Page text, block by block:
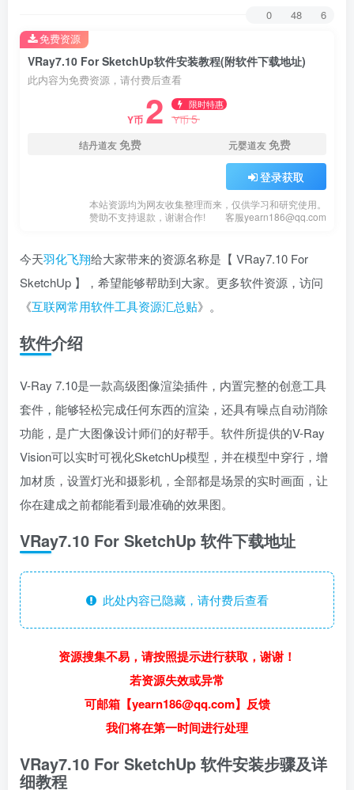
0 48 6
VRay7.10 For SketchUp软件安装教程(附软件下载地址)
此内容为免费资源，请付费后查看
Y币 2 限时特惠
Y币5
结丹道友免费 元婴道友免费
登录获取
本站资源均为网友收集整理而来，仅供学习和研究使用。
赞助不支持退款，谢谢合作!
客服yearn186@qq.com
免费资源
今天羽化飞翔给大家带来的资源名称是【 VRay7.10 For
SketchUp 】，希望能够帮助到大家。更多软件资源，访问
《互联网常用软件工具资源汇总贴》。
软件介绍
V-Ray 7.10是一款高级图像渲染插件，内置完整的创意工具
套件，能够轻松完成任何东西的渲染，还具有噪点自动消除
功能，是广大图像设计师们的好帮手。软件所提供的V-Ray
Vision可以实时可视化SketchUp模型，并在模型中穿行，增
加材质，设置灯光和摄影机，全部都是场景的实时画面，让
你在建成之前都能看到最准确的效果图。
VRay7.10 For SketchUp 软件下载地址
此处内容已隐藏，请付费后查看
资源搜集不易，请按照提示进行获取，谢谢！
若资源失效或异常
可邮箱【yearn186@qq.com】反馈
我们将在第一时间进行处理
VRay7.10 For SketchUp 软件安装步骤及详
细教程